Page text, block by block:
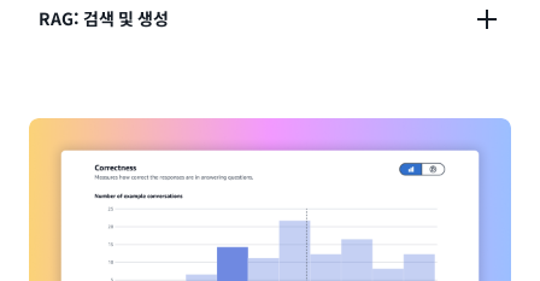
도록 할 수 있습니다.
컨텍스트 관련성 및 컨텍스트 범위 같은 프롬프트와 지
RAG: 검색 및 생성
생성된 콘텐츠를 평가할 수 있습니다. 사용자 자체 프롬
프트 및 충실도(할루시네이션 탐지), 정확성, 완전성 등
과 같은 지표를 사용해 보세요.